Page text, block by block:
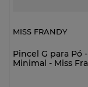
MISS FRANDY
Pincel G para Pó
Minimal - Miss